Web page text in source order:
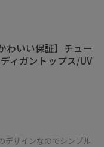
ートさんでも挑戦
で
います。
わいい保証】チュー
ィガントップス/UV
デザインなのでシンプル